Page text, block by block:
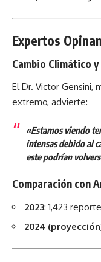
Expertos
Cambio Climático
El Dr. Victor Gensini,
extremo, advierte:
«Estamos viendo
intensas debido al
este podrían
Comparación con
2023: 1,423
2024